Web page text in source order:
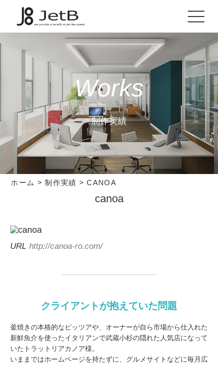
Works
制作実績
ホーム >制作実績 >CANOA
canoa
URL http://canoa-ro.com/
クライアントが抱えていた問題
釜焼きの本格的なピッツアや、オーナーが自ら市場から仕入れた
新鮮魚介を使ったイタリアンで武蔵小杉の隠れた人気店になって
いたトラットリアカノア様。
いままではホームページを持たずに、グルメサイトなどに毎月広